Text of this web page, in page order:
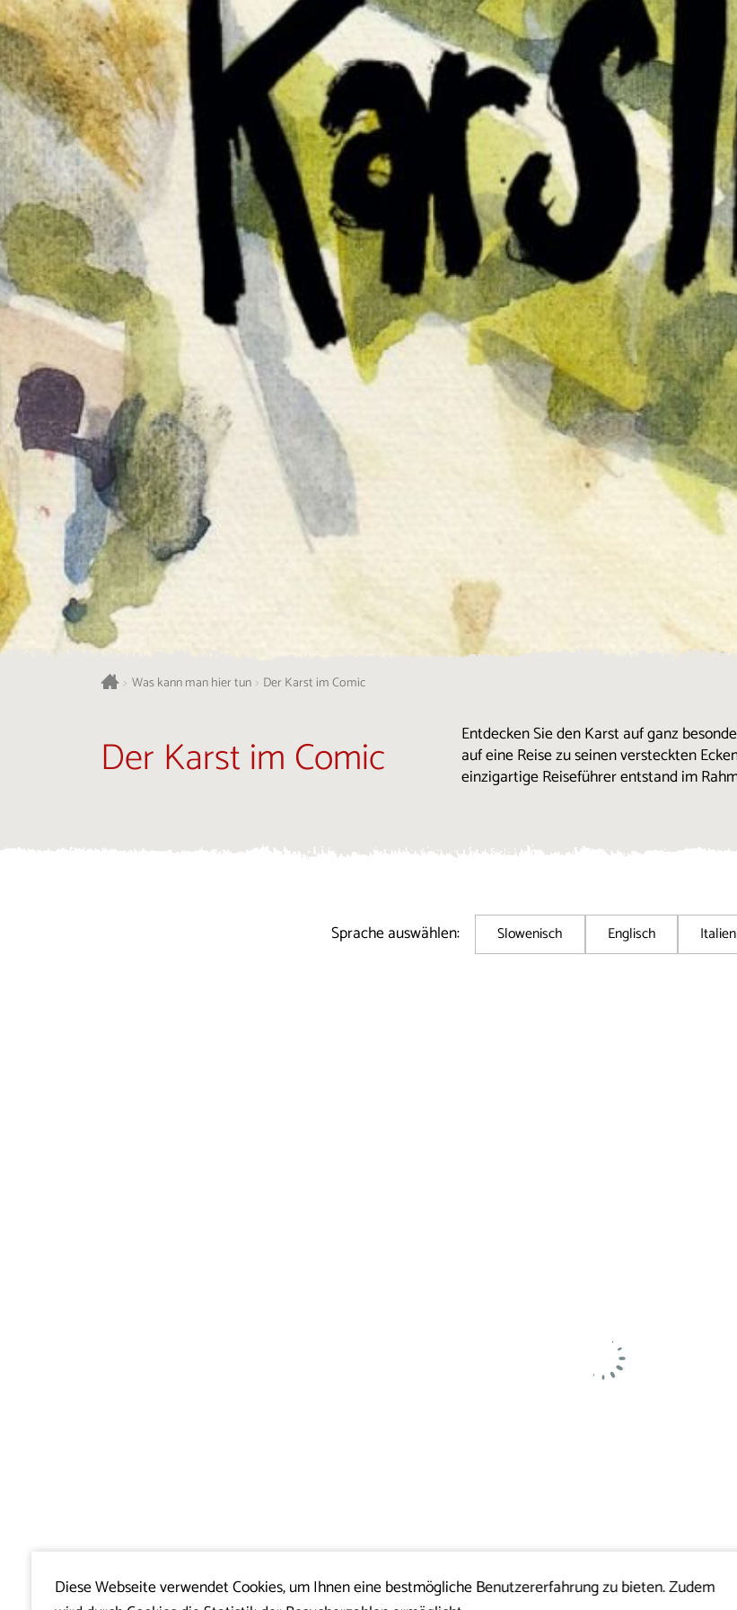
> Was kann man hier tun > Der Karst im Comic
Der Karst im Comic
Entdecken Sie den Karst auf ganz
auf eine Reise zu seinen versteckten
einzigartige Reiseführer entstand im
Sprache auswählen: Slowenisch Englisch
Diese Webseite verwendet Cookies, um Ihnen eine bestmögliche Benutzererfahrung zu bieten. Zudem